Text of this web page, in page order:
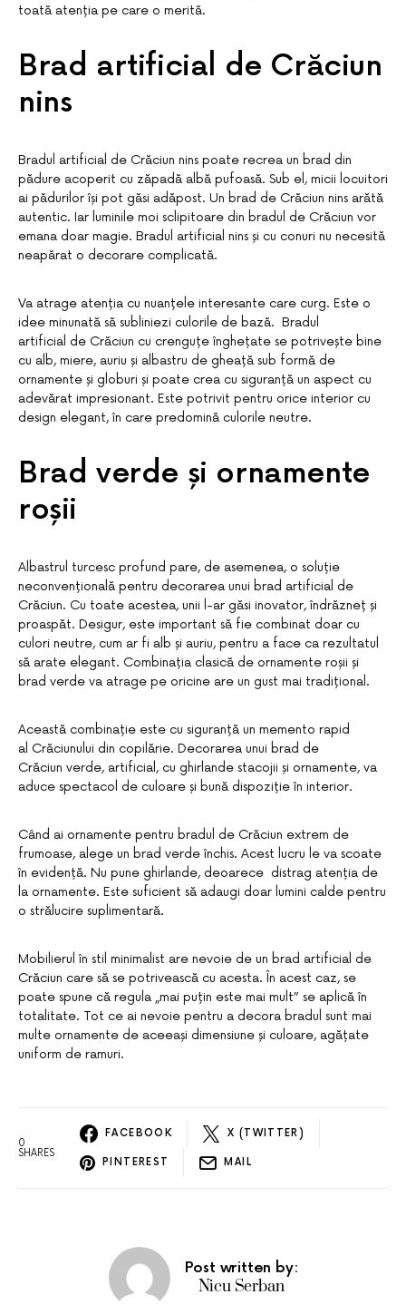
toată atenția pe care o merită.
Brad artificial de Crăciun
nins
Bradul artificial de Crăciun nins poate recrea un brad din
pădure acoperit cu zăpadă albă pufoasă. Sub el, micii locuitori
ai pădurilor își pot găsi adăpost. Un brad de Crăciun nins arătă
autentic. Iar luminile moi sclipitoare din bradul de Crăciun vor
emana doar magie. Bradul artificial nins și cu conuri nu necesită
neapărat o decorare complicată.
Va atrage atenția cu nuanțele interesante care curg. Este o
idee minunată să subliniezi culorile de bază. Bradul
artificial de Crăciun cu crenguțe înghețate se potrivește bine
cu alb, miere, auriu și albastru de gheață sub formă de
ornamente și globuri și poate crea cu siguranță un aspect cu
adevărat impresionant. Este potrivit pentru orice interior cu
design elegant, în care predomină culorile neutre.
Brad verde și ornamente
roșii
Albastrul turcesc profund pare, de asemenea, o soluție
neconvențională pentru decorarea unui brad artificial de
Crăciun. Cu toate acestea, unii l-ar găsi inovator, îndrăzneț și
proaspăt. Desigur, este important să fie combinat doar cu
culori neutre, cum ar fi alb și auriu, pentru a face ca rezultatul
să arate elegant. Combinația clasică de ornamente roșii și
brad verde va atrage pe oricine are un gust mai tradițional.
Această combinație este cu siguranță un memento rapid
al Crăciunului din copilărie. Decorarea unui brad de
Crăciun verde, artificial, cu ghirlande stacojii și ornamente, va
aduce spectacol de culoare și bună dispoziție în interior.
Când ai ornamente pentru bradul de Crăciun extrem de
frumoase, alege un brad verde închis. Acest lucru le va scoate
în evidență. Nu pune ghirlande, deoarece distrag atenția de
la ornamente. Este suficient să adaugi doar lumini calde pentru
o strălucire suplimentară.
Mobilierul în stil minimalist are nevoie de un brad artificial de
Crăciun care să se potrivească cu acesta. În acest caz, se
poate spune că regula „mai puțin este mai mult” se aplică în
totalitate. Tot ce ai nevoie pentru a decora bradul sunt mai
multe ornamente de aceeași dimensiune și culoare, agățate
uniform de ramuri.
0
SHARES
FACEBOOK X (TWITTER)
PINTEREST MAIL
Post written by:
Nicu Serban